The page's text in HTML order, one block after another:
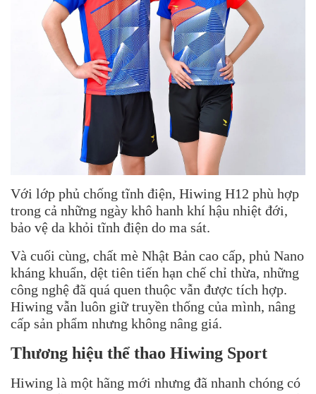
Với lớp phủ chống tĩnh điện, Hiwing H12 phù hợp
trong cả những ngày khô hanh khí hậu nhiệt đới,
bảo vệ da khỏi tĩnh điện do ma sát.
Và cuối cùng, chất mè Nhật Bản cao cấp, phủ Nano
kháng khuẩn, dệt tiên tiến hạn chế chỉ thừa, những
công nghệ đã quá quen thuộc vẫn được tích hợp.
Hiwing vẫn luôn giữ truyền thống của mình, nâng
cấp sản phẩm nhưng không nâng giá.
Thương hiệu thể thao Hiwing Sport
Hiwing là một hãng mới nhưng đã nhanh chóng có